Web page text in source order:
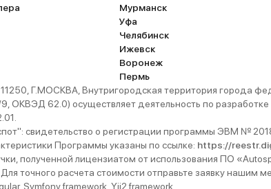
Мурманск
Уфа
Челябинск
Ижевск
Воронеж
Пермь
Г.МОСКВА, Внутригородская территория города
62.0) осуществляет деятельность по разработке
свидетельство о регистрации программы ЭВМ №
Программы указаны по ссылке: https://
полученной лицензиатом от использования ПО
точного расчета стоимости отправьте заявку нашим
Symfony framework, Yii2 framework.